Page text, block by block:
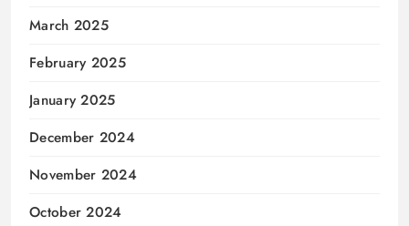
March 2025
February 2025
January 2025
December 2024
November 2024
October 2024